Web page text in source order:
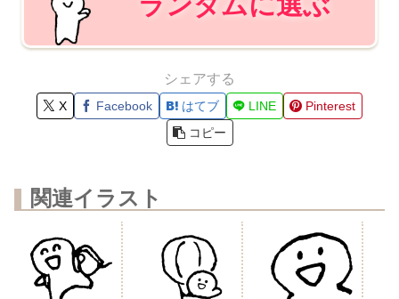
シェアする
X Facebook はてブ LINE
Pinterest
コピー
関連イラスト